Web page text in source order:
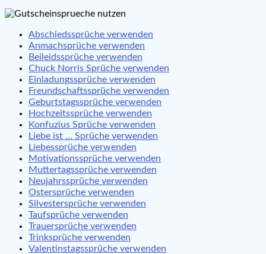
Abschiedssprüche verwenden
Anmachsprüche verwenden
Beileidssprüche verwenden
Chuck Norris Sprüche verwenden
Einladungssprüche verwenden
Freundschaftssprüche verwenden
Geburtstagssprüche verwenden
Hochzeitssprüche verwenden
Konfuzius Sprüche verwenden
Liebe ist … Sprüche verwenden
Liebessprüche verwenden
Motivationssprüche verwenden
Muttertagssprüche verwenden
Neujahrssprüche verwenden
Ostersprüche verwenden
Silvestersprüche verwenden
Taufsprüche verwenden
Trauersprüche verwenden
Trinksprüche verwenden
Valentinstagssprüche verwenden